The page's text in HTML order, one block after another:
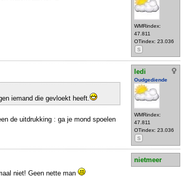
WMRindex:
47.811
OTindex: 23.036
S
ledi
Oudgediende
WMRindex:
47.811
OTindex: 23.036
S
iemand die gevloekt heeft.
de uitdrukking : ga je mond spoelen
nietmeer
niet! Geen nette man